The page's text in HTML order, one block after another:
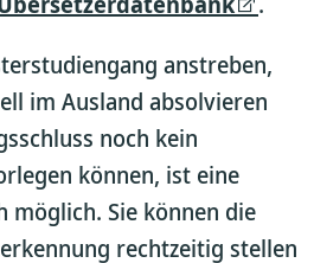
anstreben,
im Ausland absolvieren
noch kein
können, ist eine
möglich. Sie können die
rechtzeitig stellen